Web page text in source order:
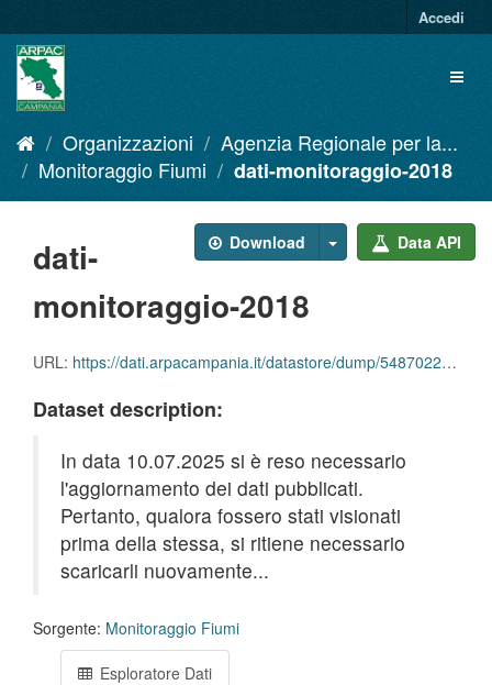
al
contenuto
Accedi
Organizzazioni
Agenzia Regionale per la...
Monitoraggio Fiumi
dati-monitoraggio-2018
Download Data API
dati-
monitoraggio-2018
URL: https://dati.arpacampania.it/datastore/dump/5487022a-54b6-49fb-8aae-b4111bd5249e
Dataset description:
In data 10.07.2025 si è reso necessario
l'aggiornamento dei dati pubblicati.
Pertanto, qualora fossero stati visionati
prima della stessa, si ritiene necessario
scaricarli nuovamente...
Sorgente: Monitoraggio Fiumi
Esploratore Dati